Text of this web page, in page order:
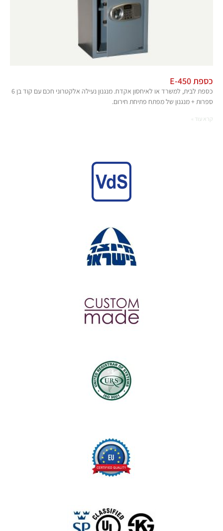
כספת E-450
כספת לבית, למשרד או לאיחסון אקדח. מנגנון נעילה אלקטרוני חכם עם קוד בן 6
ספרות + מנגנון של מפתח פתיחת חירום.
קרא עוד »